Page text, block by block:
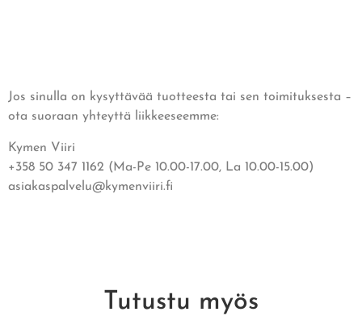
Jos sinulla on kysyttävää tuotteesta tai sen toimituksesta –
ota suoraan yhteyttä liikkeeseemme:
Kymen Viiri
+358 50 347 1162 (Ma-Pe 10.00-17.00, La 10.00-15.00)
asiakaspalvelu@kymenviiri.fi
Tutustu myös